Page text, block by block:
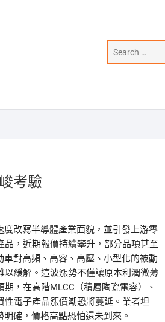
考驗
改寫半導體產業面貌，並引發上游零
，近期報價持續攀升，部分品項甚至
對高頻、高容、高壓、小型化的被動
緩解。這波漲勢不僅讓原本利潤微薄
，在高階MLCC（積層陶瓷電容）、
電子產品漲價潮恐將蔓延。業者坦
確，價格高點恐怕還未到來。